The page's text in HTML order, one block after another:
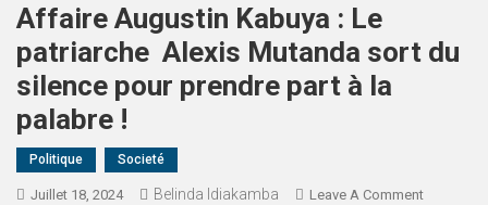
Affaire Augustin Kabuya : Le
patriarche Alexis Mutanda sort du
silence pour prendre part à la
palabre !
Politique Societé
Juillet 18, 2024 Belinda Idiakamba Leave A Comment